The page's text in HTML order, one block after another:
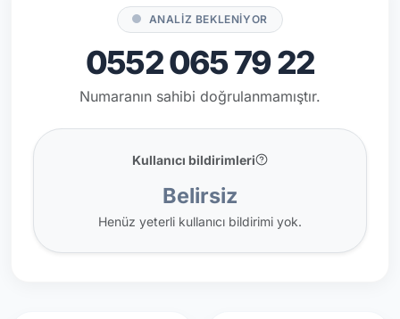
ANALİZ BEKLENİYOR
0552 065 79 22
Numaranın sahibi doğrulanmamıştır.
Kullanıcı bildirimleri
Belirsiz
Henüz yeterli kullanıcı bildirimi yok.